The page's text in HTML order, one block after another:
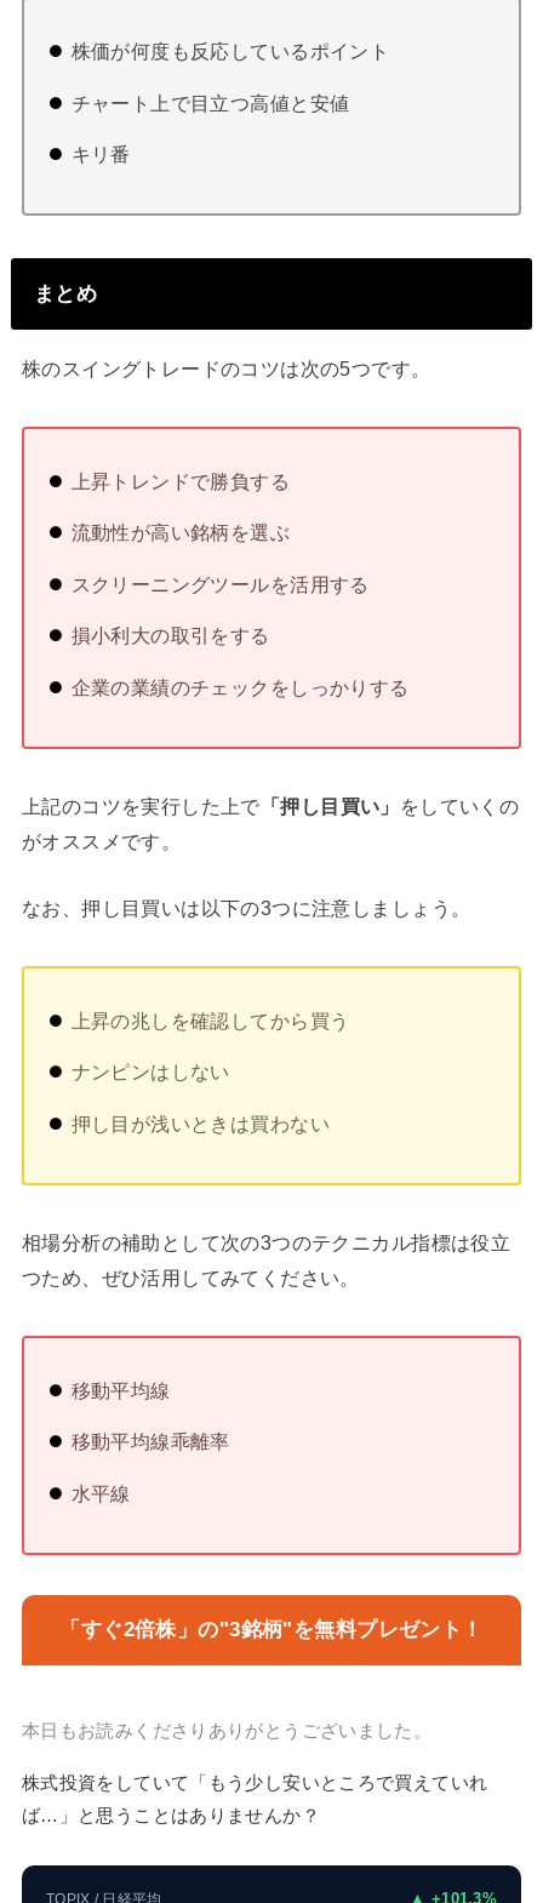
株価が何度も反応しているポイント
チャート上で目立つ高値と安値
キリ番
まとめ
株のスイングトレードのコツは次の5つです。
上昇トレンドで勝負する
流動性が高い銘柄を選ぶ
スクリーニングツールを活用する
損小利大の取引をする
企業の業績のチェックをしっかりする
上記のコツを実行した上で 「押し目買い」
をしていくの
がオススメです。
なお、押し目買いは以下の3つに注意しましょう。
上昇の兆しを確認してから買う
ナンピンはしない
押し目が浅いときは買わない
相場分析の補助として次の3つのテクニカル指標は役立
つため、ぜひ活用してみてください。
移動平均線
移動平均線乖離率
水平線
「すぐ2倍株」の"3銘柄"を無料プレゼント！
本日もお読みくださりありがとうございました。
株式投資をしていて「もう少し安いところで買えていれ
ば…」と思うことはありませんか？
TOPIX / 日経平均 ▲ +101.3%